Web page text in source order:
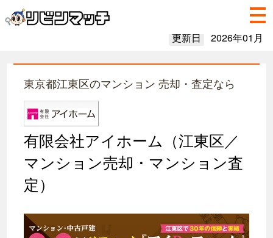
更新日 2026年01月
東京都江東区のマンション 売却・査定なら
有限会社アイホーム（江東区／
マンション売却・マンション査
定）